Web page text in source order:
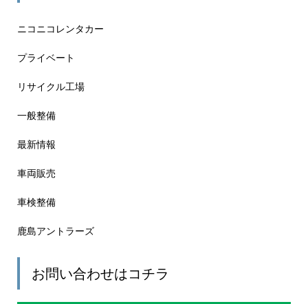
ニコニコレンタカー
プライベート
リサイクル工場
一般整備
最新情報
車両販売
車検整備
鹿島アントラーズ
お問い合わせはコチラ